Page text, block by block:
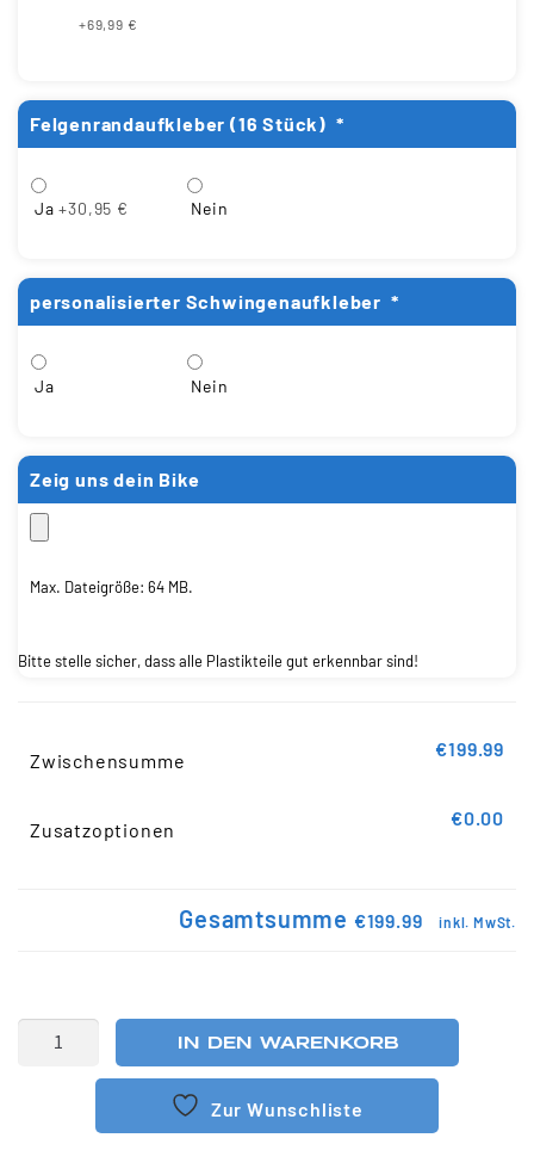
+69,99 €
Felgenrandaufkleber (16 Stück) *
Ja +30,95 € Nein
personalisierter Schwingenaufkleber *
Ja Nein
Zeig uns dein Bike
Max. Dateigröße: 64 MB.
Bitte stelle sicher, dass alle Plastikteile gut erkennbar sind!
Zwischensumme
€199.99
Zusatzoptionen
€0.00
Gesamtsumme €199.99 inkl. MwSt.
IN DEN WARENKORB
Zur Wunschliste